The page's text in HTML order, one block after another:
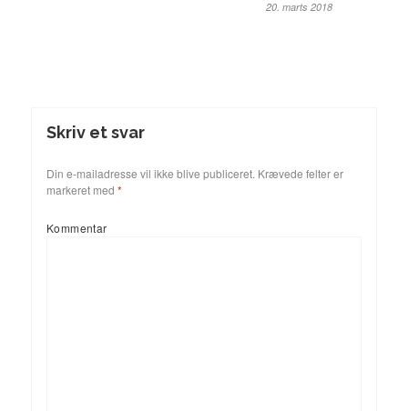
20. marts 2018
Skriv et svar
Din e-mailadresse vil ikke blive publiceret. Krævede felter er
markeret med *
Kommentar